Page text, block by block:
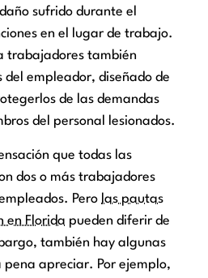
sufrido durante el
en el lugar de trabajo.
trabajadores también
del empleador, diseñado de
de las demandas
del personal lesionados.
que todas las
dos o más trabajadores
Pero las pautas
en Florida pueden diferir de
también hay algunas
apreciar. Por ejemplo,